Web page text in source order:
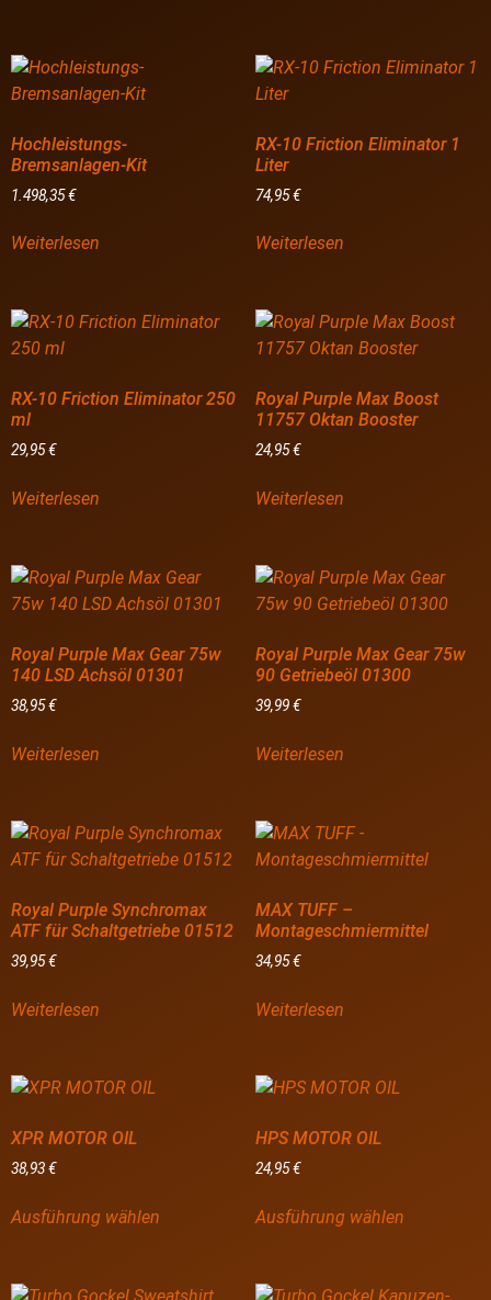
Hochleistungs-
Bremsanlagen-Kit
1.498,35€
Weiterlesen
RX-10 Friction Eliminator 1
Liter
74,95€
Weiterlesen
RX-10 Friction Eliminator 250
ml
29,95€
Weiterlesen
Royal Purple Max Boost
11757 Oktan Booster
24,95€
Weiterlesen
Royal Purple Max Gear 75w
140 LSD Achsöl 01301
38,95€
Weiterlesen
Royal Purple Max Gear 75w
90 Getriebeöl 01300
39,99€
Weiterlesen
Royal Purple Synchromax
ATF für Schaltgetriebe 01512
39,95€
Weiterlesen
MAX TUFF –
Montageschmiermittel
34,95€
Weiterlesen
XPR MOTOR OIL
38,93€
Ausführung wählen
HPS MOTOR OIL
24,95€
Ausführung wählen